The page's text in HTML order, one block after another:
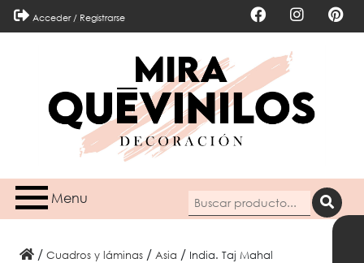
Acceder / Registrarse
Menu
/ Cuadros y láminas / asia / India. Taj Mahal